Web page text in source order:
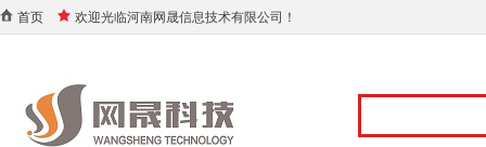
首页 欢迎光临河南网晟信息技术有限公司！